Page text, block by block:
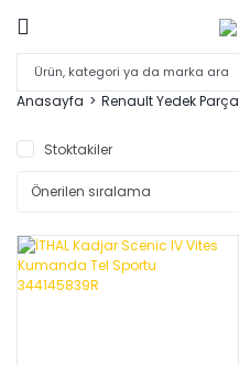
Anasayfa Renault Yedek Parça
Stoktakiler